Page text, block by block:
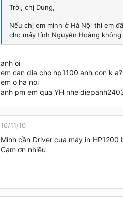
Trời, chị Dung,
Nếu chị em mình ở Hà Nội thì em
cho máy tính Nguyễn Hoàng
anh oi
em can dia cho hp1100 anh con k a?
em o ha noi
anh pm em qua YH nhe
16/11/10
Mình cần Driver cua máy in
Cám ơn nhiều